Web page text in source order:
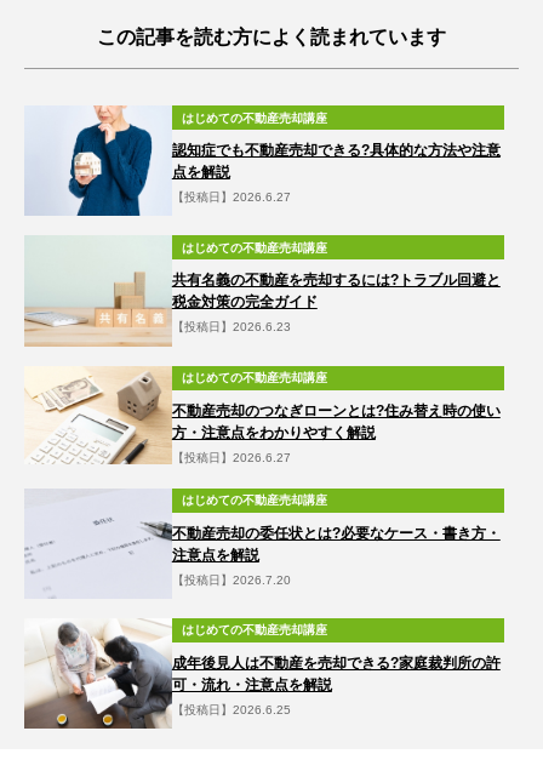
この記事を読む方によく読まれています
はじめての不動産売却講座
認知症でも不動産売却できる?具体的な方法や注意
点を解説
【投稿日】2026.6.27
はじめての不動産売却講座
共有名義の不動産を売却するには?トラブル回避と
税金対策の完全ガイド
【投稿日】2026.6.23
はじめての不動産売却講座
不動産売却のつなぎローンとは?住み替え時の使い
方・注意点をわかりやすく解説
【投稿日】2026.6.27
はじめての不動産売却講座
不動産売却の委任状とは?必要なケース・書き方・
注意点を解説
【投稿日】2026.7.20
はじめての不動産売却講座
成年後見人は不動産を売却できる?家庭裁判所の許
可・流れ・注意点を解説
【投稿日】2026.6.25